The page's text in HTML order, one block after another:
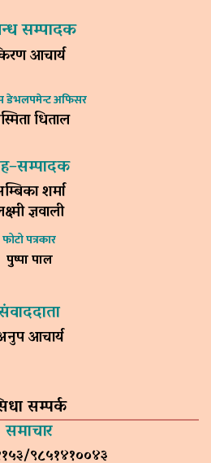
सम्पादक
आचार्य
डेभलपमेन्ट अफिसर
धिताल
शर्मा
ज्ञवाली
फोटो पत्रकार
पुष्पा पाल
आचार्य
सम्पर्क
समाचार
९८५१४१००४३